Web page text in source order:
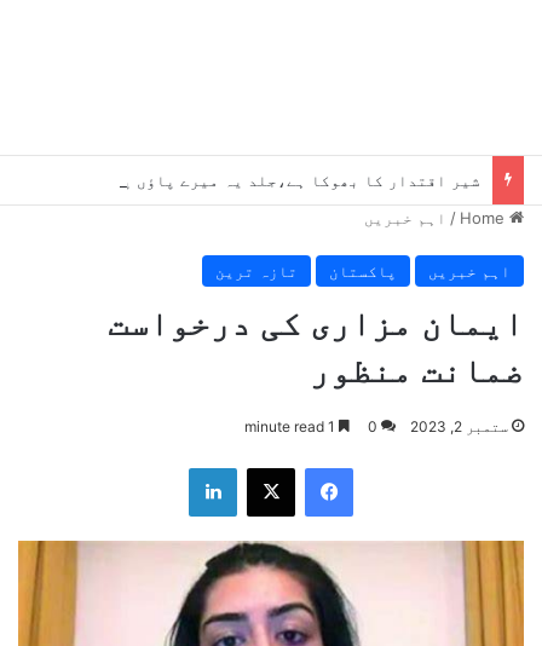
/ اہم خبریں
اہم خبریں پاکستان تازہ ترین
ایمان مزاری کی درخواست
ضمانت منظور
ستمبر 2, 2023 0